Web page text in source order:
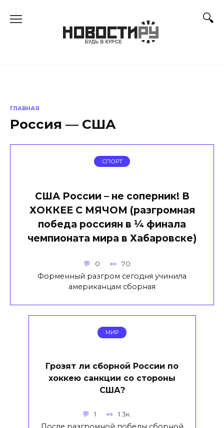
ГЛАВНАЯ
Россия — США
СПОРТ
США России – не соперник! В
ХОККЕЕ С МЯЧОМ (разгромная
победа россиян в ¼ финала
чемпионата мира в Хабаровске)
0 70
Форменный разгром сегодня учинила
американцам сборная
МИР
Грозят ли сборной России по
хоккею санкции со стороны
США?
1 1.3к.